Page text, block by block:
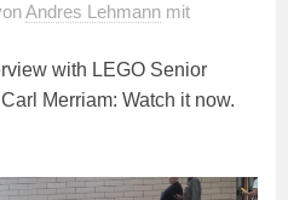
Andres Lehmann mit
with LEGO Senior
Merriam: Watch it now.